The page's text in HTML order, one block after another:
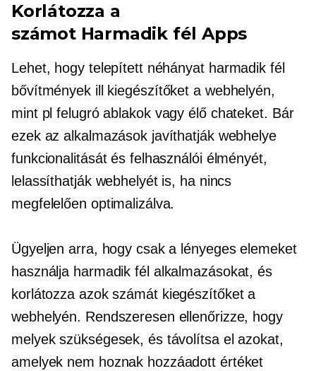
Korlátozza a
számot Harmadik fél Apps
Lehet, hogy telepített néhányat harmadik fél
bővítmények ill
kiegészítőket a webhelyén,
mint plfelugró ablakokvagy élő chateket. Bár
ezek az alkalmazások javíthatják webhelye
funkcionalitását és felhasználói élményét,
lelassíthatják webhelyét is, ha nincs
megfelelően optimalizálva.
Ügyeljen arra, hogy csak a lényeges elemeket
használja harmadik fél alkalmazásokat, és
korlátozza azok számát kiegészítőketa
webhelyén. Rendszeresen ellenőrizze, hogy
melyek szükségesek, és távolítsa el azokat,
amelyek nem hoznak hozzáadott értéket